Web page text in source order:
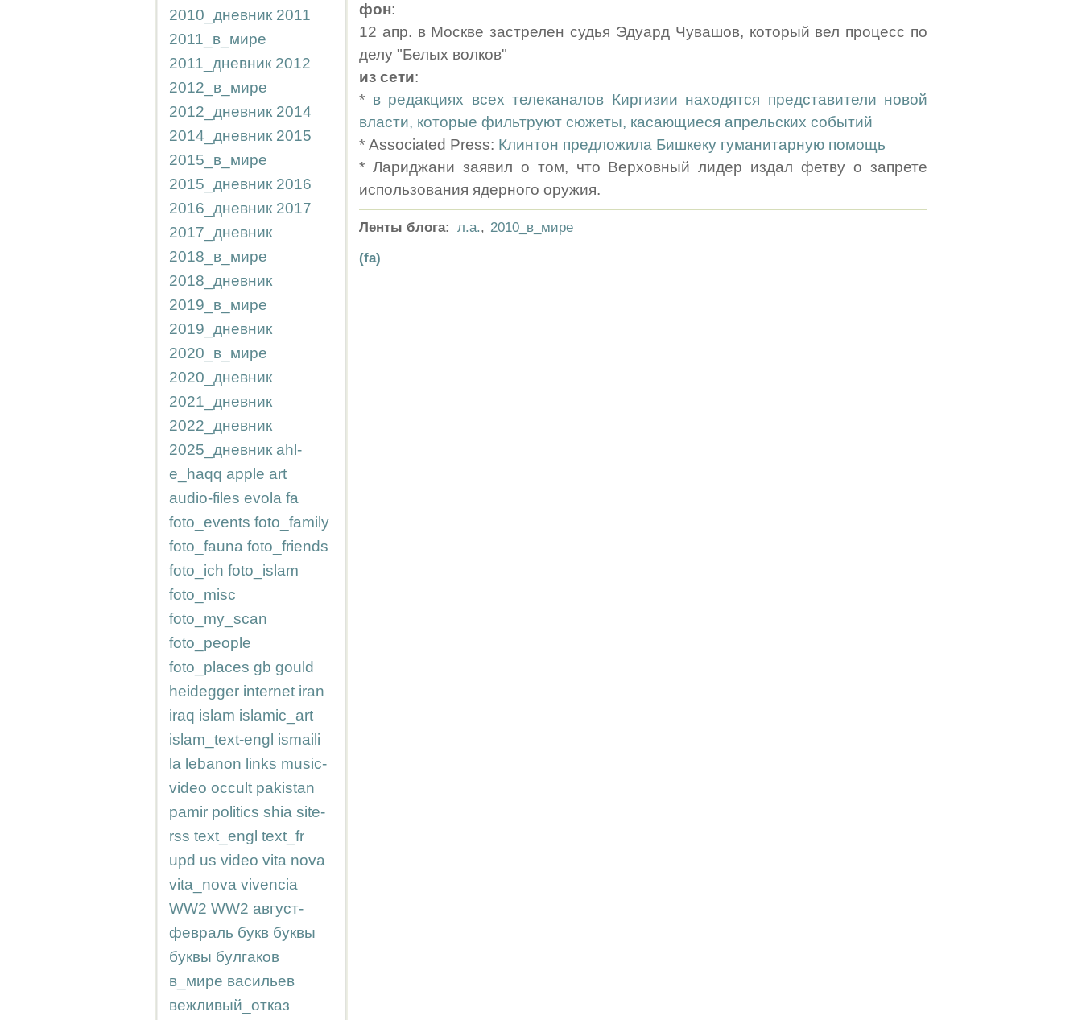
2010_дневник 2011
2011_в_мире
2011_дневник 2012
2012_в_мире
2012_дневник 2014
2014_дневник 2015
2015_в_мире
2015_дневник 2016
2016_дневник 2017
2017_дневник
2018_в_мире
2018_дневник
2019_в_мире
2019_дневник
2020_в_мире
2020_дневник
2021_дневник
2022_дневник
2025_дневник ahl-
e_haqq apple art
audio-files evola fa
foto_events foto_family
foto_fauna foto_friends
foto_ich foto_islam
foto_misc
foto_my_scan
foto_people
foto_places gb gould
heidegger internet iran
iraq islam islamic_art
islam_text-engl ismaili
la lebanon links music-
video occult pakistan
pamir politics shia site-
rss text_engl text_fr
upd us video vita nova
vita_nova vivencia
WW2 WW2 август-
февраль букв буквы
буквы булгаков
в_мире васильев
вежливый_отказ
фон:
12 апр. в Москве застрелен судья Эдуард Чувашов, который вел процесс по
делу "Белых волков"
из сети:
* в редакциях всех телеканалов Киргизии находятся представители новой
власти, которые фильтруют сюжеты, касающиеся апрельских событий
* Associated Press: Клинтон предложила Бишкеку гуманитарную помощь
* Лариджани заявил о том, что Верховный лидер издал фетву о запрете
использования ядерного оружия.
Ленты блога: л.а., 2010_в_мире
(fa)